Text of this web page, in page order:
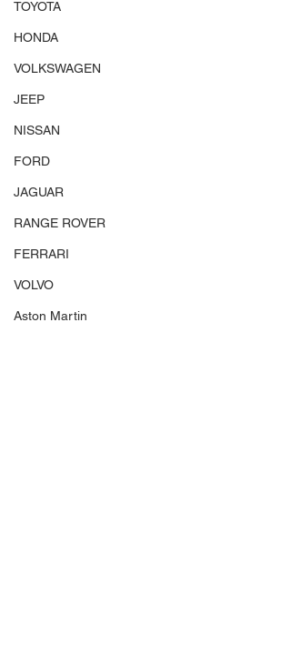
TOYOTA
HONDA
VOLKSWAGEN
JEEP
NISSAN
FORD
JAGUAR
RANGE ROVER
FERRARI
VOLVO
Aston Martin